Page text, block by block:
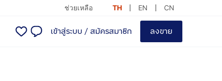
ช่วยเหลือ TH EN CN
เข้าสู่ระบบ / สมัครสมาชิก ลงขาย